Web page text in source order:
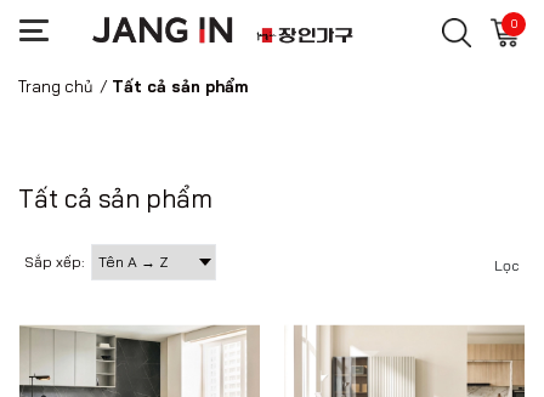
0
Trang chủ / Tất cả sản phẩm
Tất cả sản phẩm
Sắp xếp: Lọc